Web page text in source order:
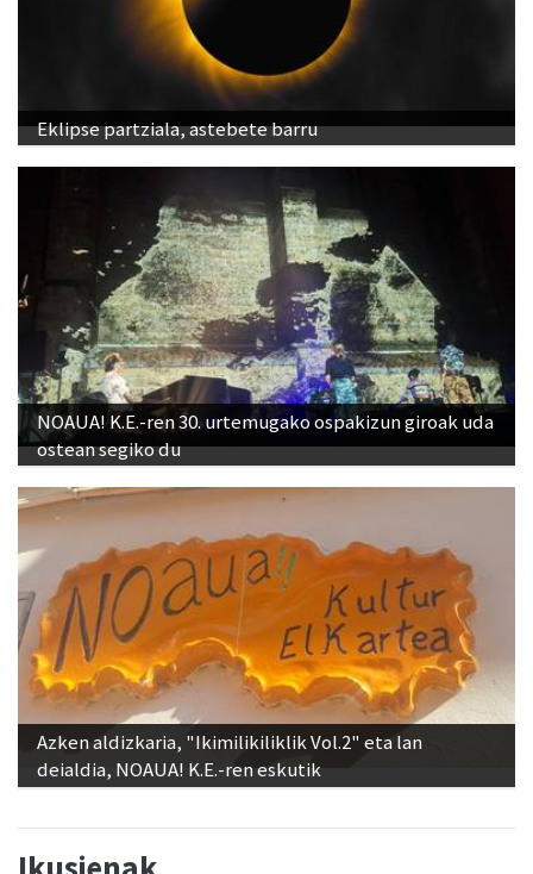
Eklipse partziala, astebete barru
NOAUA! K.E.-ren 30. urtemugako ospakizun giroak uda
ostean segiko du
Azken aldizkaria, "Ikimilikiliklik Vol.2" eta lan
deialdia, NOAUA! K.E.-ren eskutik